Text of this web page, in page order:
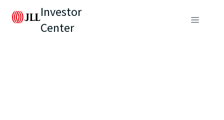
Investor
Center